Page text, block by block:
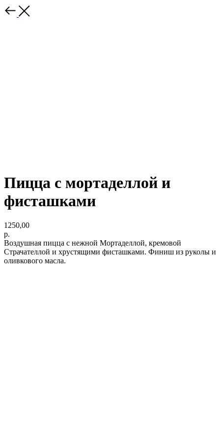
Пицца с мортаделлой и
фисташками
1250,00
р.
Воздушная пицца с нежной Мортаделлой, кремовой
Страчателлой и хрустящими фисташками. Финиш из руколы и
оливкового масла.